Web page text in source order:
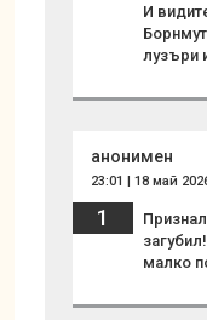
И
лузъри
анонимен
23:01 | 18 май
1
малко